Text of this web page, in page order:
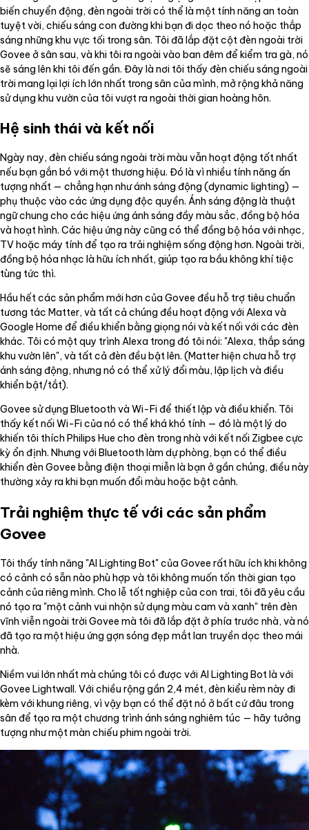
biến chuyển động, đèn ngoài trời có thể là một tính năng an toàn
tuyệt vời, chiếu sáng con đường khi bạn đi dọc theo nó hoặc thắp
sáng những khu vực tối trong sân. Tôi đã lắp đặt cột đèn ngoài trời
Govee ở sân sau, và khi tôi ra ngoài vào ban đêm để kiểm tra gà, nó
sẽ sáng lên khi tôi đến gần. Đây là nơi tôi thấy đèn chiếu sáng ngoài
trời mang lại lợi ích lớn nhất trong sân của mình, mở rộng khả năng
sử dụng khu vườn của tôi vượt ra ngoài thời gian hoàng hôn.
Hệ sinh thái và kết nối
Ngày nay, đèn chiếu sáng ngoài trời màu vẫn hoạt động tốt nhất
nếu bạn gắn bó với một thương hiệu. Đó là vì nhiều tính năng ấn
tượng nhất — chẳng hạn như ánh sáng động (dynamic lighting) —
phụ thuộc vào các ứng dụng độc quyền. Ánh sáng động là thuật
ngữ chung cho các hiệu ứng ánh sáng đầy màu sắc, đồng bộ hóa
và hoạt hình. Các hiệu ứng này cũng có thể đồng bộ hóa với nhạc,
TV hoặc máy tính để tạo ra trải nghiệm sống động hơn. Ngoài trời,
đồng bộ hóa nhạc là hữu ích nhất, giúp tạo ra bầu không khí tiệc
tùng tức thì.
Hầu hết các sản phẩm mới hơn của Govee đều hỗ trợ tiêu chuẩn
tương tác Matter, và tất cả chúng đều hoạt động với Alexa và
Google Home để điều khiển bằng giọng nói và kết nối với các đèn
khác. Tôi có một quy trình Alexa trong đó tôi nói: "Alexa, thắp sáng
khu vườn lên", và tất cả đèn đều bật lên. (Matter hiện chưa hỗ trợ
ánh sáng động, nhưng nó có thể xử lý đổi màu, lập lịch và điều
khiển bật/tắt).
Govee sử dụng Bluetooth và Wi-Fi để thiết lập và điều khiển. Tôi
thấy kết nối Wi-Fi của nó có thể khá khó tính — đó là một lý do
khiến tôi thích Philips Hue cho đèn trong nhà với kết nối Zigbee cực
kỳ ổn định. Nhưng với Bluetooth làm dự phòng, bạn có thể điều
khiển đèn Govee bằng điện thoại miễn là bạn ở gần chúng, điều này
thường xảy ra khi bạn muốn đổi màu hoặc bật cảnh.
Trải nghiệm thực tế với các sản phẩm
Govee
Tôi thấy tính năng "AI Lighting Bot" của Govee rất hữu ích khi không
có cảnh có sẵn nào phù hợp và tôi không muốn tốn thời gian tạo
cảnh của riêng mình. Cho lễ tốt nghiệp của con trai, tôi đã yêu cầu
nó tạo ra "một cảnh vui nhộn sử dụng màu cam và xanh" trên đèn
vĩnh viễn ngoài trời Govee mà tôi đã lắp đặt ở phía trước nhà, và nó
đã tạo ra một hiệu ứng gợn sóng đẹp mắt lan truyền dọc theo mái
nhà.
Niềm vui lớn nhất mà chúng tôi có được với AI Lighting Bot là với
Govee Lightwall. Với chiều rộng gần 2,4 mét, đèn kiểu rèm này đi
kèm với khung riêng, vì vậy bạn có thể đặt nó ở bất cứ đâu trong
sân để tạo ra một chương trình ánh sáng nghiêm túc — hãy tưởng
tượng như một màn chiếu phim ngoài trời.